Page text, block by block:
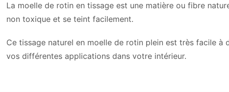
La moelle de rotin en tissage est une matière ou fibre
non toxique et se teint facilement.
Ce tissage naturel en moelle de rotin plein est très facile à
vos différentes applications dans votre intérieur.